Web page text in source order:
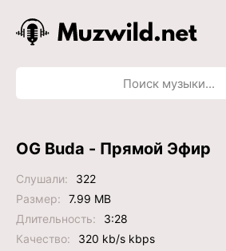
OG Buda - Прямой Эфир
Слушали:
322
Размер:
7.99 MB
Длительность:
3:28
Качество:
320 kb/s kbps